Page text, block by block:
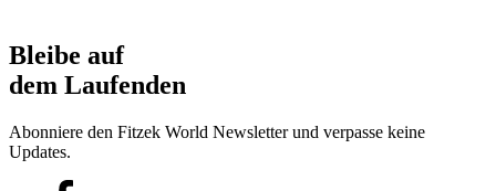
Bleibe auf
dem Laufenden
Abonniere den Fitzek World Newsletter und verpasse keine
Updates.